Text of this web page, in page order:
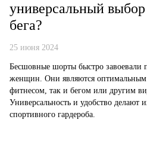
универсальный
бега?
25 июня 2024
Бесшовные шорты быстро завоевали
женщин. Они являются оптимальным
фитнесом, так и бегом или другим
Универсальность и удобство
спортивного гардероба.